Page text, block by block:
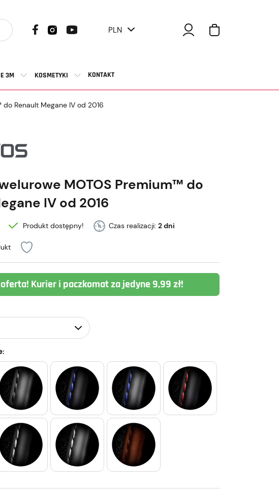
PLN
3M KOSMETYKI KONTAKT
Renault Megane IV od 2016
MOTOS Premium™ do
IV od 2016
Produkt dostępny! Czas realizacji: 2 dni
Kurier i paczkomat za jedyne 9,99 zł!